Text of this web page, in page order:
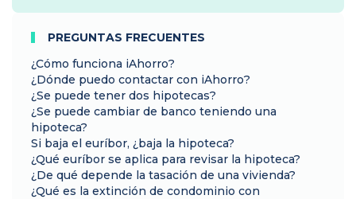
PREGUNTAS FRECUENTES
¿Cómo funciona iAhorro?
¿Dónde puedo contactar con iAhorro?
¿Se puede tener dos hipotecas?
¿Se puede cambiar de banco teniendo una
hipoteca?
Si baja el euríbor, ¿baja la hipoteca?
¿Qué euríbor se aplica para revisar la hipoteca?
¿De qué depende la tasación de una vivienda?
¿Qué es la extinción de condominio con